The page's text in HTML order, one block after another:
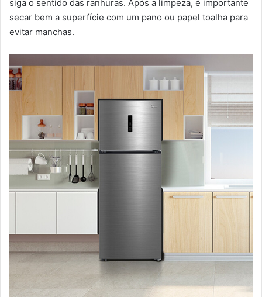
siga o sentido das ranhuras. Após a limpeza, é importante
secar bem a superfície com um pano ou papel toalha para
evitar manchas.